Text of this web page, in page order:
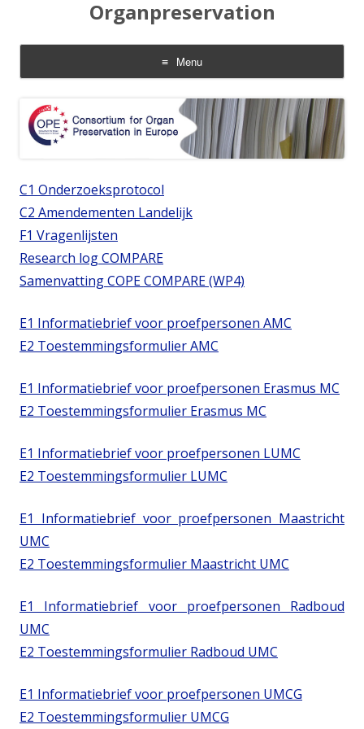
Organpreservation
Menu
Skip to content
C1 Onderzoeksprotocol
C2 Amendementen Landelijk
F1 Vragenlijsten
Research log COMPARE
Samenvatting COPE COMPARE (WP4)
E1 Informatiebrief voor proefpersonen AMC
E2 Toestemmingsformulier AMC
E1 Informatiebrief voor proefpersonen Erasmus MC
E2 Toestemmingsformulier Erasmus MC
E1 Informatiebrief voor proefpersonen LUMC
E2 Toestemmingsformulier LUMC
E1 Informatiebrief voor proefpersonen Maastricht
UMC
E2 Toestemmingsformulier Maastricht UMC
E1 Informatiebrief voor proefpersonen Radboud
UMC
E2 Toestemmingsformulier Radboud UMC
E1 Informatiebrief voor proefpersonen UMCG
E2 Toestemmingsformulier UMCG